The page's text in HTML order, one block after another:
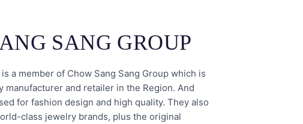
SANG GROUP
a member of Chow Sang Sang Group which is
manufacturer and retailer in the Region. And
for fashion design and high quality. They also
class jewelry brands, plus the original